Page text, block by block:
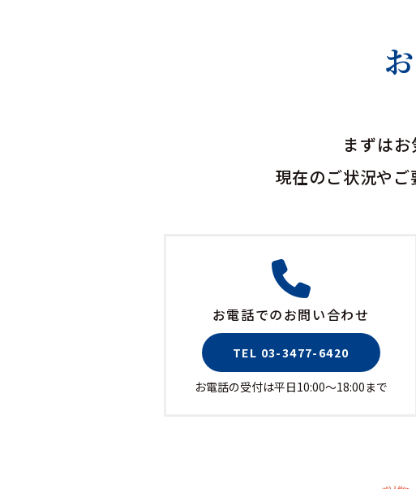
まずはお
現在のご状況やご
お電話でのお問い合わせ
TEL 03-3477-6420
お電話の受付は平日10:00〜18:00まで